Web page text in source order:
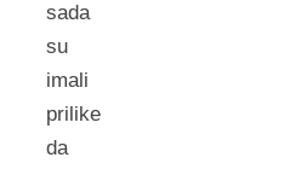
sada
su
imali
prilike
da